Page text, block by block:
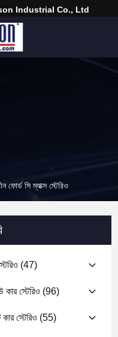
Industrial Co., Ltd
ফোর্ড সি ম্যাক্স স্টেরিও
(47)
কার স্টেরিও (96)
স্টেরিও (55)